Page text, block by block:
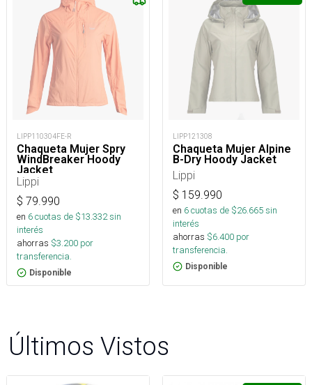
LIPP110304FE-R
Chaqueta Mujer Spry
WindBreaker Hoody
Jacket
Lippi
$ 79.990
en 6cuotas de $13.332sin
interés
ahorras $3.200 por
transferencia.
Disponible
LIPP121308
Chaqueta Mujer Alpine
B-Dry Hoody Jacket
Lippi
$ 159.990
en 6cuotas de $26.665sin
interés
ahorras $6.400 por
transferencia.
Disponible
Últimos Vistos